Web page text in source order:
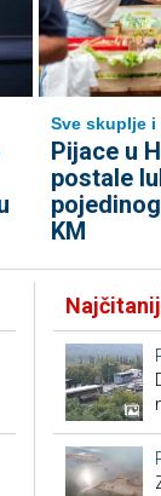
Sve skuplje
Pijace u
postale
KM